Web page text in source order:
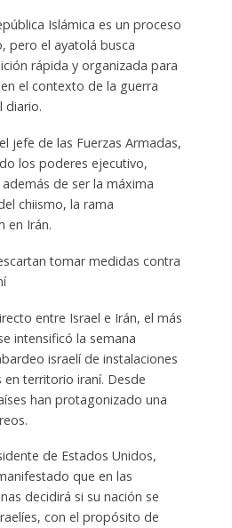
Islámica es un proceso
pero el ayatolá busca
rápida y organizada para
el contexto de la guerra
diario.
jefe de las Fuerzas Armadas,
los poderes ejecutivo,
de ser la máxima
chiismo, la rama
en Irán.
tomar medidas contra
entre Israel e Irán, el más
intensificó la semana
israelí de instalaciones
en territorio iraní. Desde
han protagonizado una
de Estados Unidos,
que en las
decidirá si su nación se
con el propósito de